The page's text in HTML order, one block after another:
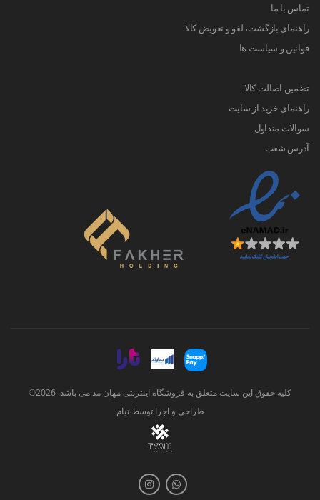
تماس با ما
راهنمای بازگشت، لغو و تعویض کالا
قوانین و سیاست ها
تضمین اصالت کالا
راهنمای خرید از سایت
سوالات متداول
آدرس شعب
کلیه حقوق این سایت متعلق به فروشگاه اینترنتی مهان مد می باشد. 2026©
طراحی و اجرا توسطتیام